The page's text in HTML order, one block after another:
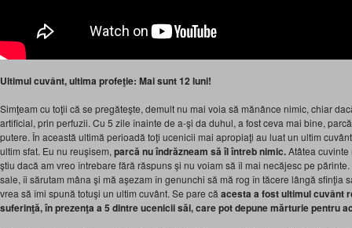
Ultimul cuvânt, ultima profeţie: Mai sunt 12 luni!
Simţeam cu toţii că se pregăteşte, demult nu mai voia să mănânce nimic, chiar
artificial, prin perfuzii. Cu 5 zile înainte de a-şi da duhul, a fost ceva mai bine,
putere. În această ultimă perioadă toţi ucenicii mai apropiaţi au luat un ultim
ultim sfat. Eu nu reuşisem, parcă nu îndrăzneam să îl întreb nimic.Atâtea
ştiu dacă am vreo întrebare fără răspuns şi nu voiam să îl mai necăjesc pe
sale, îi sărutam mâna şi mă aşezam în genunchi să mă rog în tăcere lângă sfinţia
vrea să îmi spună totuşi un ultim cuvânt. Se pare că acesta a fost ultimul cuvânt
suferinţă, în prezenţa a 5 dintre ucenicii săi, care pot depune mărturie pentru